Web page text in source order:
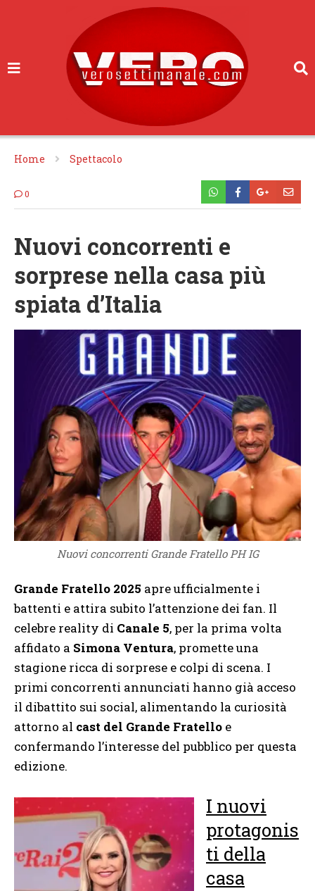
Home Spettacolo
0
Nuovi concorrenti e
sorprese nella casa più
spiata d’Italia
Nuovi concorrenti Grande Fratello PH IG
Grande Fratello 2025 apre ufficialmente i
battenti e attira subito l’attenzione dei fan. Il
celebre reality di Canale 5, per la prima volta
affidato a Simona Ventura, promette una
stagione ricca di sorprese e colpi di scena. I
primi concorrenti annunciati hanno già acceso
il dibattito sui social, alimentando la curiosità
attorno al cast del Grande Fratello e
confermando l’interesse del pubblico per questa
edizione.
I nuovi
protagonis
ti della
casa